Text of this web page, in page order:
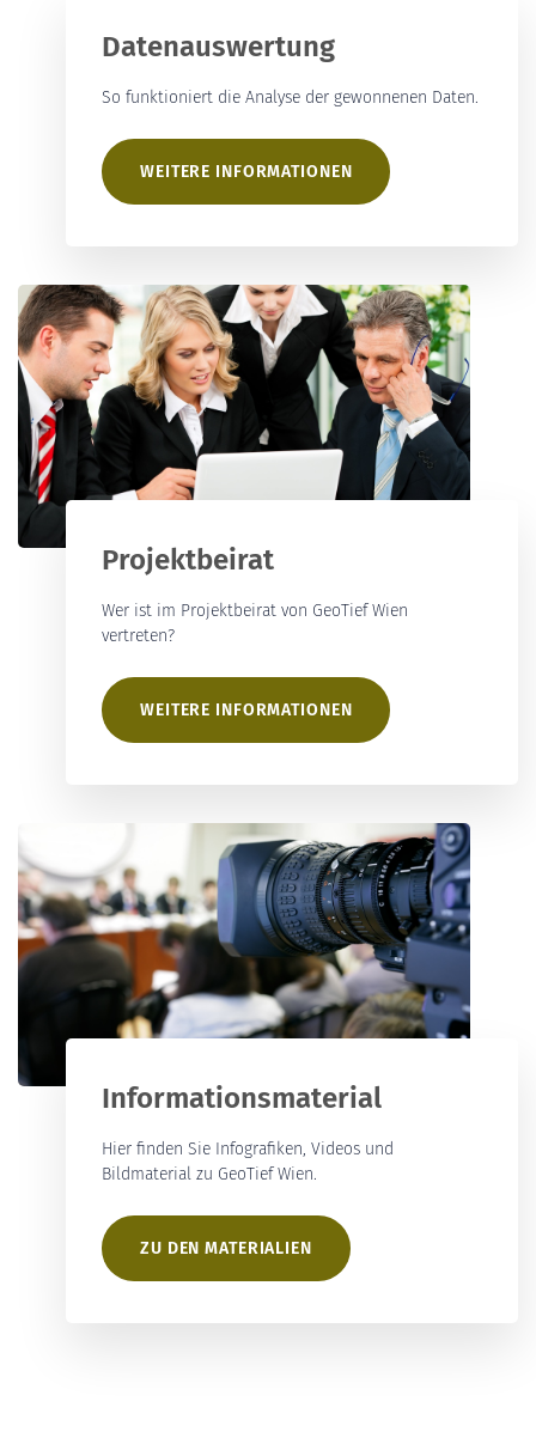
Datenauswertung
So funktioniert die Analyse der gewonnenen Daten.
WEITERE INFORMATIONEN
Projektbeirat
Wer ist im Projektbeirat von GeoTief Wien
vertreten?
WEITERE INFORMATIONEN
Informationsmaterial
Hier finden Sie Infografiken, Videos und
Bildmaterial zu GeoTief Wien.
ZU DEN MATERIALIEN